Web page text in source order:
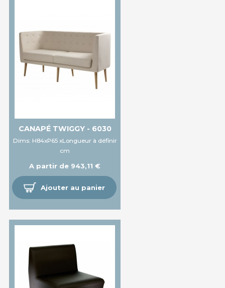
CANAPÉ TWIGGY - 6030
Dims: H84xP65 xLongueur à définir
cm
A partir de 943,11 €
Ajouter au panier